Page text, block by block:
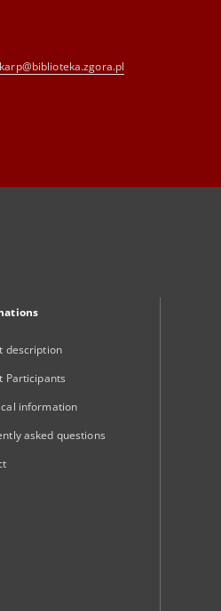
description
Participants
information
asked questions